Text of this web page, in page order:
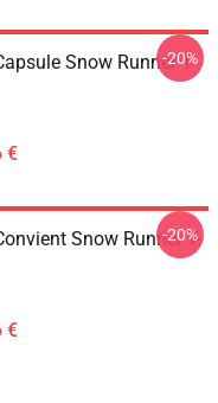
Snow Runner T-
€
-20%
Snow Runner T-
€
-20%